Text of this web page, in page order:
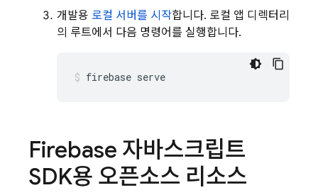
개발용 로컬 서버를 시작합니다. 로컬 앱 디렉터리
의 루트에서 다음 명령어를 실행합니다.
firebase serve
Firebase 자바스크립트
SDK용 오픈소스 리소스